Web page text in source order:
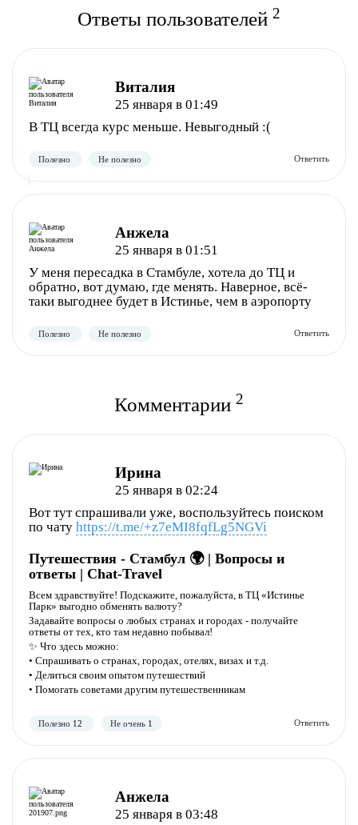
Ответы пользователей 2
Виталия
25 января в 01:49
В ТЦ всегда курс меньше. Невыгодный :(
Полезно Не полезно
Анжела
25 января в 01:51
У меня пересадка в Стамбуле, хотела до ТЦ и
обратно, вот думаю, где менять. Наверное, всё-
таки выгоднее будет в Истинье, чем в аэропорту
Комментарии 2
Ирина
25 января в 02:24
Вот тут спрашивали уже, воспользуйтесь поиском
по чату https://t.me/+z7eMI8fqfLg5NGVi
Путешествия - Стамбул 🌍 | Вопросы и
ответы | Chat-Travel
Всем здравствуйте! Подскажите, пожалуйста, в ТЦ «Истинье
Парк» выгодно обменять валюту?
Задавайте вопросы о любых странах и городах - получайте
ответы от тех, кто там недавно побывал!
✨ Что здесь можно:
• Спрашивать о странах, городах, отелях, визах и т.д.
• Делиться своим опытом путешествий
• Помогать советами другим путешественникам
Анжела
25 января в 03:48